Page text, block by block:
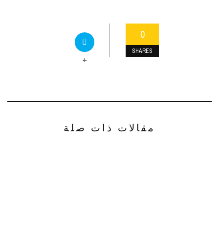
0
SHARES
+
مقالات ذات صلة